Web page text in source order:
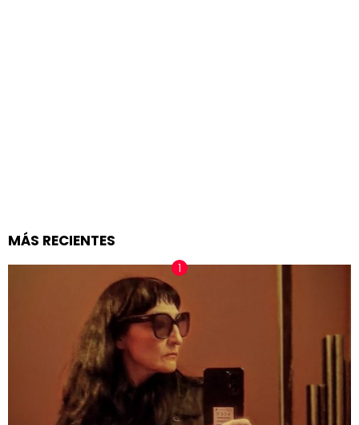
MÁS RECIENTES